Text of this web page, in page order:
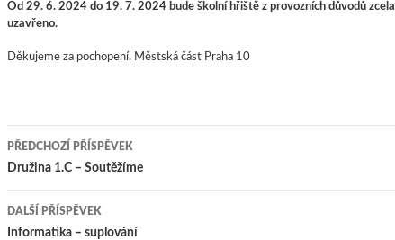
Od 29. 6. 2024 do 19. 7. 2024 bude školní hřiště z provozních důvodů zcela
uzavřeno.
Děkujeme za pochopení. Městská část Praha 10
Navigace pro příspěvky
PŘEDCHOZÍ PŘÍSPĚVEK
Družina 1.C – Soutěžíme
DALŠÍ PŘÍSPĚVEK
Informatika – suplování